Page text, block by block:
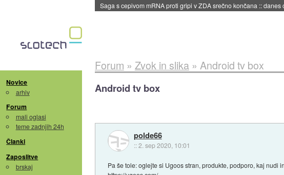
BMW v vozilih začel predvajati reklame::danes ob 06:09
Novice
arhiv
Forum
mali oglasi
teme zadnjih 24h
Članki
Zaposlitve
brskaj
Forum » Zvok in slika» Android tv box
Android tv box
polde66
::2. sep 2020, 10:01
Pa še tole: oglejte si Ugoos stran, produkte, podporo, kaj nudi